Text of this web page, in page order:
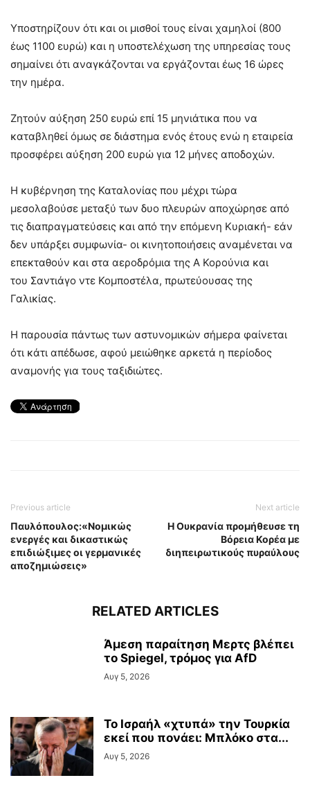
Υποστηρίζουν ότι και οι μισθοί τους είναι χαμηλοί (800
έως 1100 ευρώ) και η υποστελέχωση της υπηρεσίας τους
σημαίνει ότι αναγκάζονται να εργάζονται έως 16 ώρες
την ημέρα.
Ζητούν αύξηση 250 ευρώ επί 15 μηνιάτικα που να
καταβληθεί όμως σε διάστημα ενός έτους ενώ η εταιρεία
προσφέρει αύξηση 200 ευρώ για 12 μήνες αποδοχών.
Η κυβέρνηση της Καταλονίας που μέχρι τώρα
μεσολαβούσε μεταξύ των δυο πλευρών αποχώρησε από
τις διαπραγματεύσεις και από την επόμενη Κυριακή- εάν
δεν υπάρξει συμφωνία- οι κινητοποιήσεις αναμένεται να
επεκταθούν και στα αεροδρόμια της Α Κορούνια και
του Σαντιάγο ντε Κομποστέλα, πρωτεύουσας της
Γαλικίας.
Η παρουσία πάντως των αστυνομικών σήμερα φαίνεται
ότι κάτι απέδωσε, αφού μειώθηκε αρκετά η περίοδος
αναμονής για τους ταξιδιώτες.
Previous article
Παυλόπουλος:«Νομικώς
ενεργές και δικαστικώς
επιδιώξιμες οι γερμανικές
αποζημιώσεις»
Next article
Η Ουκρανία προμήθευσε τη
Βόρεια Κορέα με
διηπειρωτικούς πυραύλους
RELATED ARTICLES
Άμεση παραίτηση Mερτς βλέπει
το Spiegel, τρόμος για AfD
Αυγ 5, 2026
Το Ισραήλ «χτυπά» την Τουρκία
εκεί που πονάει: Μπλόκο στα...
Αυγ 5, 2026